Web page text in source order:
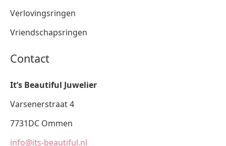
Verlovingsringen
Vriendschapsringen
Contact
It’s Beautiful Juwelier
Varsenerstraat 4
7731DC Ommen
info@its-beautiful.nl